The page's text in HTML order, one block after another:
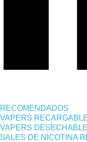
RECOMENDADOS
VAPERS
VAPERS
SALES DE NICOTINA